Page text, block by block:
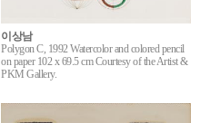
이상남
Polygon C, 1992 Watercolor and colored pencil
on paper 102 x 69.5 cm Courtesy of the Artist &
PKM Gallery.